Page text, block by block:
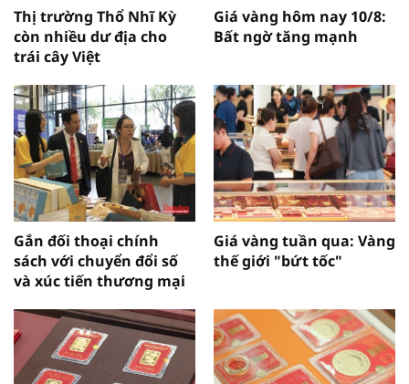
Thị trường Thổ Nhĩ Kỳ
còn nhiều dư địa cho
trái cây Việt
Giá vàng hôm nay 10/8:
Bất ngờ tăng mạnh
Gắn đối thoại chính
sách với chuyển đổi số
và xúc tiến thương mại
Giá vàng tuần qua: Vàng
thế giới "bứt tốc"